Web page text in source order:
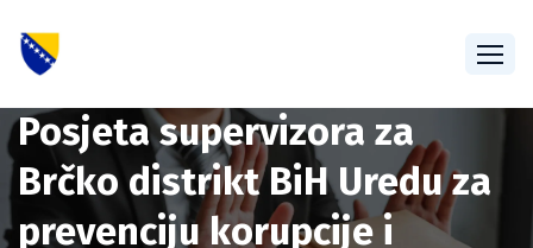
Posjeta supervizora za
Brčko distrikt BiH Uredu za
prevenciju korupcije i